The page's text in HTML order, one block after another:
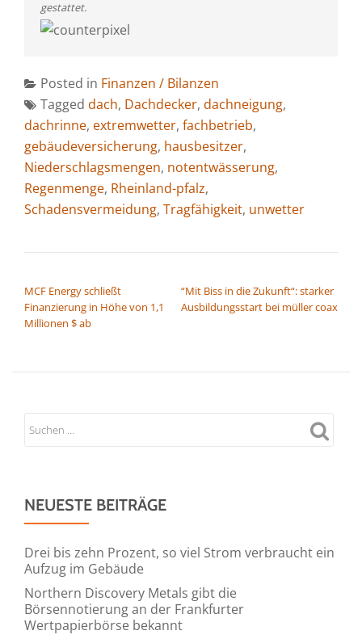
gestattet.
Posted in Finanzen / Bilanzen
Tagged dach, Dachdecker, dachneigung,
dachrinne, extremwetter, fachbetrieb,
gebäudeversicherung, hausbesitzer,
Niederschlagsmengen, notentwässerung,
Regenmenge, Rheinland-pfalz,
Schadensvermeidung, Tragfähigkeit, unwetter
MCF Energy schließt
Finanzierung in Höhe von 1,1
Millionen $ ab
“Mit Biss in die Zukunft“: starker
Ausbildungsstart bei müller coax
NEUESTE BEITRÄGE
Drei bis zehn Prozent, so viel Strom verbraucht ein
Aufzug im Gebäude
Northern Discovery Metals gibt die
Börsennotierung an der Frankfurter
Wertpapierbörse bekannt